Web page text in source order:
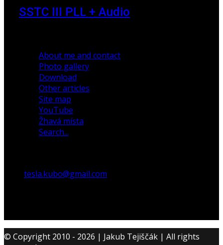
SSTC III PLL + Audio
About me and contact
Photo gallery
Download
Other articles
Site map
YouTube
Žhavá místa
Search...
tesla.kubo@gmail.com
© Copyright 2010 - 2026 | Jakub Tejiščák | All rights